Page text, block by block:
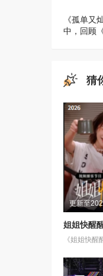
《孤单又
中，回顾
猜
姐姐快醒